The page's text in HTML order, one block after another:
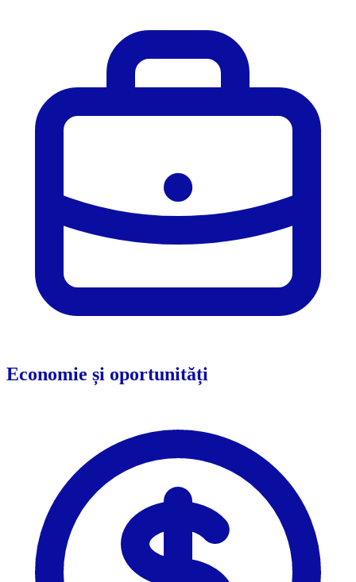
Economie și oportunități